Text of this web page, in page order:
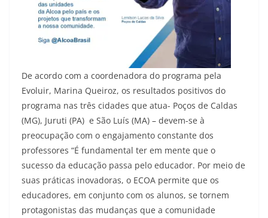
De acordo com a coordenadora do programa pela
Evoluir, Marina Queiroz, os resultados positivos do
programa nas três cidades que atua- Poços de Caldas
(MG), Juruti (PA) e São Luís (MA) – devem-se à
preocupação com o engajamento constante dos
professores “É fundamental ter em mente que o
sucesso da educação passa pelo educador. Por meio de
suas práticas inovadoras, o ECOA permite que os
educadores, em conjunto com os alunos, se tornem
protagonistas das mudanças que a comunidade